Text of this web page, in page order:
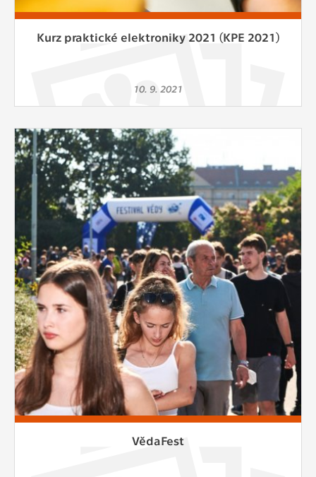
Kurz praktické elektroniky 2021 (KPE 2021)
10. 9. 2021
VědaFest